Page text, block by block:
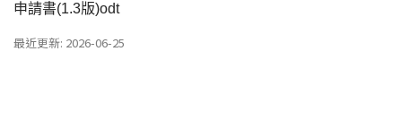
申請書(1.3版)odt
最近更新: 2026-06-25